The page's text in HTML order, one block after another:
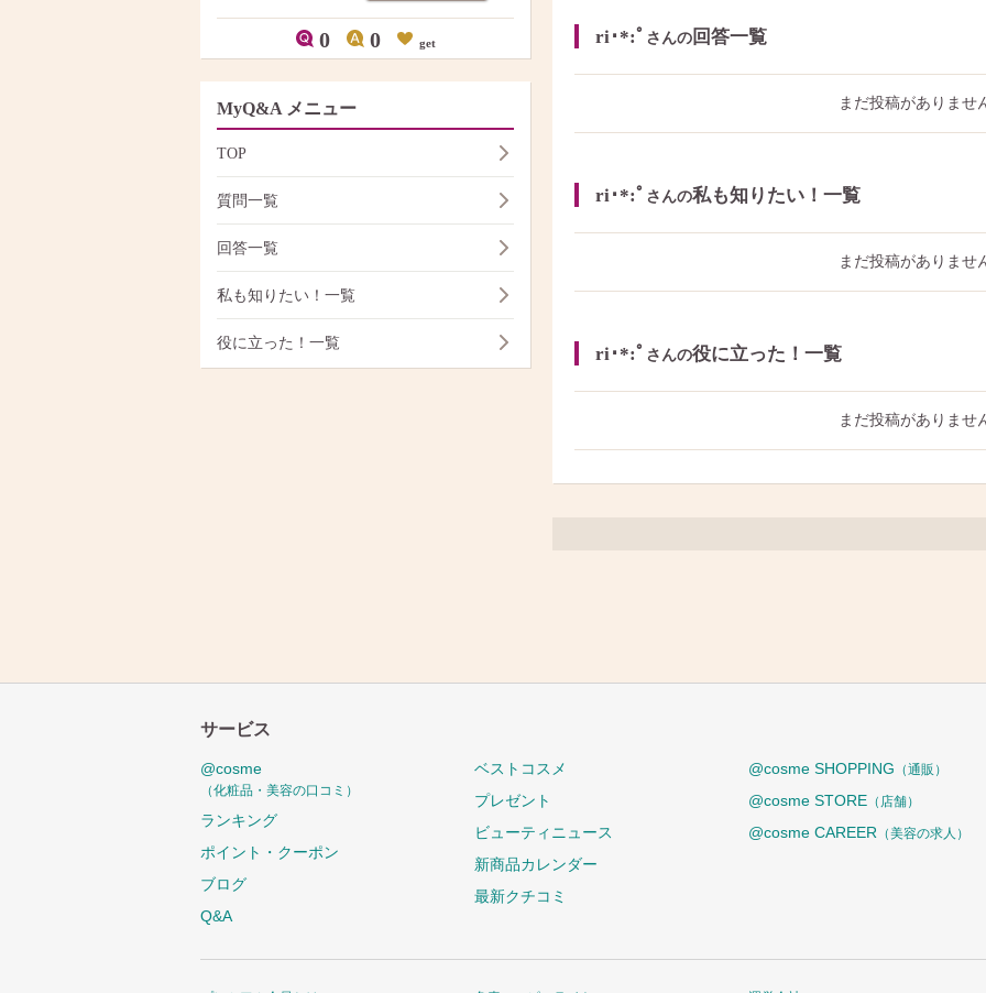
ri･*:ﾟ さんの 回答一覧
まだ投稿がありませ
ri･*:ﾟ さんの私も知りたい！一覧
まだ投稿がありませ
ri･*:ﾟ さんの役に立った！一覧
まだ投稿がありませ
0 0 get
MyQ&A メニュー
TOP
質問一覧
回答一覧
私も知りたい！一覧
役に立った！一覧
サービス
@cosme
（化粧品・美容の口コミ）
ランキング
ポイント・クーポン
ブログ
Q&A
ベストコスメ
プレゼント
ビューティニュース
新商品カレンダー
最新クチコミ
@cosme SHOPPING （通販）
@cosme STORE （店舗）
@cosme CAREER （美容の求人）